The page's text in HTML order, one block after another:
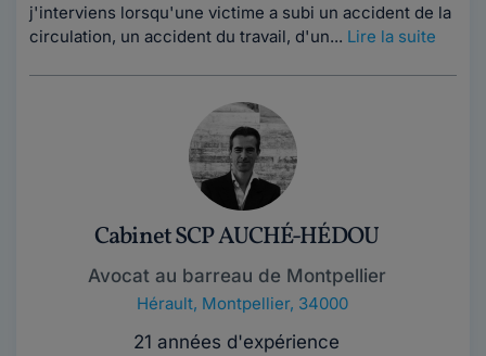
j'interviens lorsqu'une victime a subi un accident de la
circulation, un accident du travail, d'un... Lire la suite
Cabinet SCP AUCHÉ-HÉDOU
Avocat au barreau de Montpellier
Hérault, Montpellier, 34000
21 années d'expérience